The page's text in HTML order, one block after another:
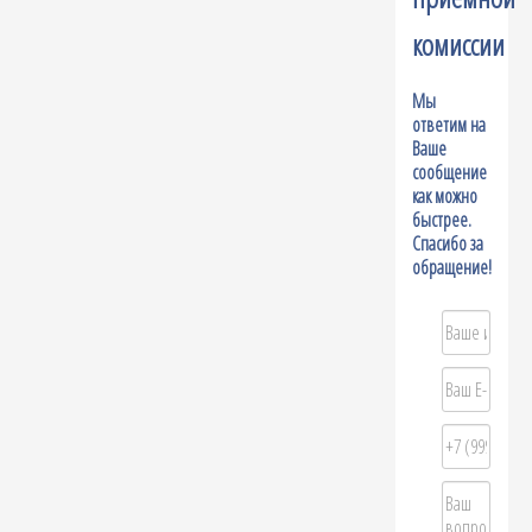
комиссии
Мы
ответим на
Ваше
сообщение
как можно
быстрее.
Спасибо за
обращение!